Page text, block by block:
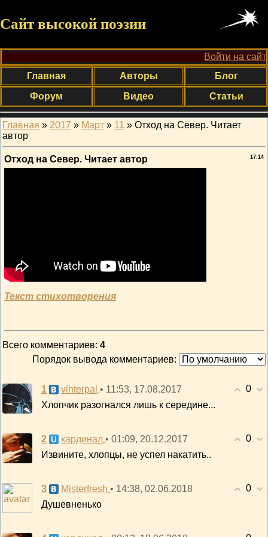
Сайт высокой поэзии
Войти на сайт
Главная
Авторы
Блог
Форум
Видео Статьи
Главная » 2017 » Март » 11 » Отход на Север. Читает
автор
17:14
Отход на Север. Читает автор
Текст стихотворения
Всего комментариев: 4
Порядок вывода комментариев:
0
1 vihterpal • 11:53, 17.08.2017
Хлопчик разогнался лишь к середине...
0
2 кардинал • 01:09, 20.12.2017
Извините, хлопцы, не успел накатить..
0
3 Misterfresh • 14:38, 02.06.2018
Душевненько